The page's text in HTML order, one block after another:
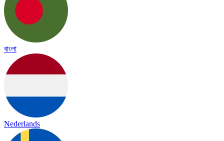
বাংলা
Nederlands